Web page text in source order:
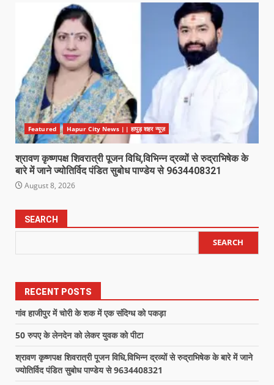
Featured Hapur City News || हापुड़ शहर न्यूज़
श्रावण कृष्णपक्ष शिवरात्री पूजन विधि,विभिन्न द्रव्यों से रुद्राभिषेक के
बारे में जाने ज्योतिर्विद पंडित सुबोध पाण्डेय से 9634408321
August 8, 2026
SEARCH
SEARCH
RECENT POSTS
गांव हाजीपुर में चोरी के शक में एक संदिग्ध को पकड़ा
50 रुपए के लेनदेन को लेकर युवक को पीटा
श्रावण कृष्णपक्ष शिवरात्री पूजन विधि,विभिन्न द्रव्यों से रुद्राभिषेक के बारे में जाने
ज्योतिर्विद पंडित सुबोध पाण्डेय से 9634408321